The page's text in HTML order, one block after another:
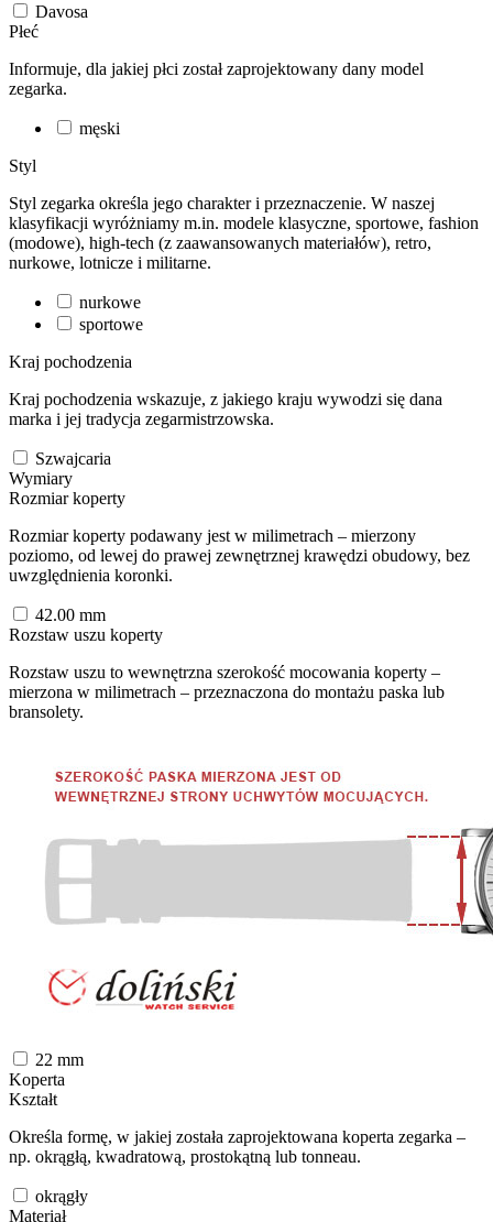
Davosa
Płeć
Informuje, dla jakiej płci został zaprojektowany dany model
zegarka.
męski
Styl
Styl zegarka określa jego charakter i przeznaczenie. W naszej
klasyfikacji wyróżniamy m.in. modele klasyczne, sportowe, fashion
(modowe), high-tech (z zaawansowanych materiałów), retro,
nurkowe, lotnicze i militarne.
nurkowe
sportowe
Kraj pochodzenia
Kraj pochodzenia wskazuje, z jakiego kraju wywodzi się dana
marka i jej tradycja zegarmistrzowska.
Szwajcaria
Wymiary
Rozmiar koperty
Rozmiar koperty podawany jest w milimetrach – mierzony
poziomo, od lewej do prawej zewnętrznej krawędzi obudowy, bez
uwzględnienia koronki.
42.00 mm
Rozstaw uszu koperty
Rozstaw uszu to wewnętrzna szerokość mocowania koperty –
mierzona w milimetrach – przeznaczona do montażu paska lub
bransolety.
22 mm
Koperta
Kształt
Określa formę, w jakiej została zaprojektowana koperta zegarka –
np. okrągłą, kwadratową, prostokątną lub tonneau.
okrągły
Materiał